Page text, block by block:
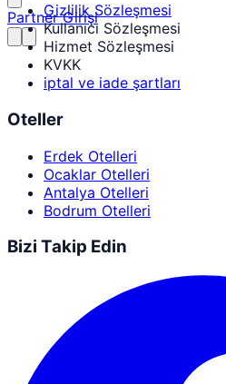
Partner Girişi
Gizlilik Sözleşmesi
Kullanıcı Sözleşmesi
Hizmet Sözleşmesi
KVKK
iptal ve iade şartları
Oteller
Erdek Otelleri
Ocaklar Otelleri
Antalya Otelleri
Bodrum Otelleri
Bizi Takip Edin